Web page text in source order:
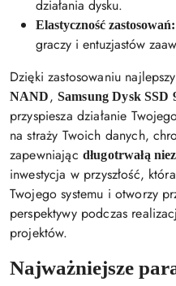
działania dysku.
Elastyczność zastosowań:
graczy i entuzjastów
Dzięki zastosowaniu
NAND, Samsung Dysk SSD
przyspiesza działanie
na straży Twoich danych,
zapewniając długotrwałą
inwestycja w przyszłość,
Twojego systemu i otworzy
perspektywy podczas
projektów.
Najważniejsze